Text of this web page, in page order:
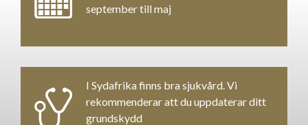
september till maj
I Sydafrika finns bra sjukvård. Vi
rekommenderar att du uppdaterar ditt
grundskydd